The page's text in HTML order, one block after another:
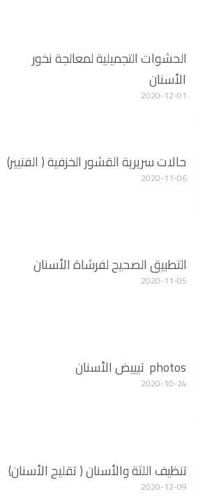
الحشوات التجميلية لمعالجة نخور
الأسنان
2020-12-01
حالات سريرية القشور الخزفية ( الفنيير)
2020-11-06
التطبيق الصحيح لفرشاة الأسنان
2020-11-05
photos تبييض الأسنان
2020-10-24
تنظيف اللثة والأسنان ( تقليح الأسنان)
2020-12-09